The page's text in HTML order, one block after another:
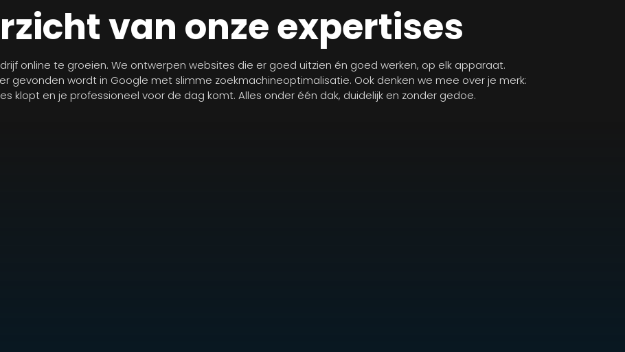
van onze expertises
online te groeien. We ontwerpen websites die er goed uitzien én goed werken, op elk apparaat.
gevonden wordt in Google met slimme zoekmachineoptimalisatie. Ook denken we mee over je merk:
klopt en je professioneel voor de dag komt. Alles onder één dak, duidelijk en zonder gedoe.